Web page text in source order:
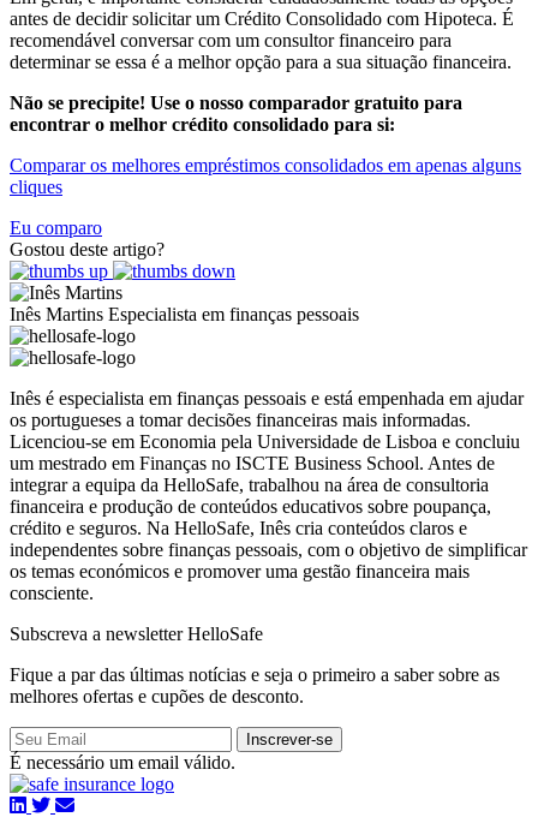
antes de decidir solicitar um Crédito Consolidado com Hipoteca. É
recomendável conversar com um consultor financeiro para
determinar se essa é a melhor opção para a sua situação financeira.
Não se precipite! Use o nosso comparador gratuito para
encontrar o melhor crédito consolidado para si:
Comparar os melhores empréstimos consolidados em apenas alguns
cliques
Eu comparo
Gostou deste artigo?
Inês Martins Especialista em finanças pessoais
Inês é especialista em finanças pessoais e está empenhada em ajudar
os portugueses a tomar decisões financeiras mais informadas.
Licenciou-se em Economia pela Universidade de Lisboa e concluiu
um mestrado em Finanças no ISCTE Business School. Antes de
integrar a equipa da HelloSafe, trabalhou na área de consultoria
financeira e produção de conteúdos educativos sobre poupança,
crédito e seguros. Na HelloSafe, Inês cria conteúdos claros e
independentes sobre finanças pessoais, com o objetivo de simplificar
os temas económicos e promover uma gestão financeira mais
consciente.
Subscreva a newsletter HelloSafe
Fique a par das últimas notícias e seja o primeiro a saber sobre as
melhores ofertas e cupões de desconto.
Inscrever-se
É necessário um email válido.